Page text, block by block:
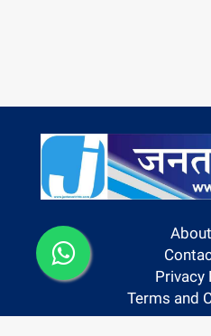
Privacy
Terms and